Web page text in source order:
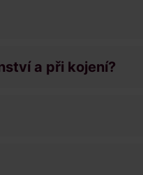
a při kojení?